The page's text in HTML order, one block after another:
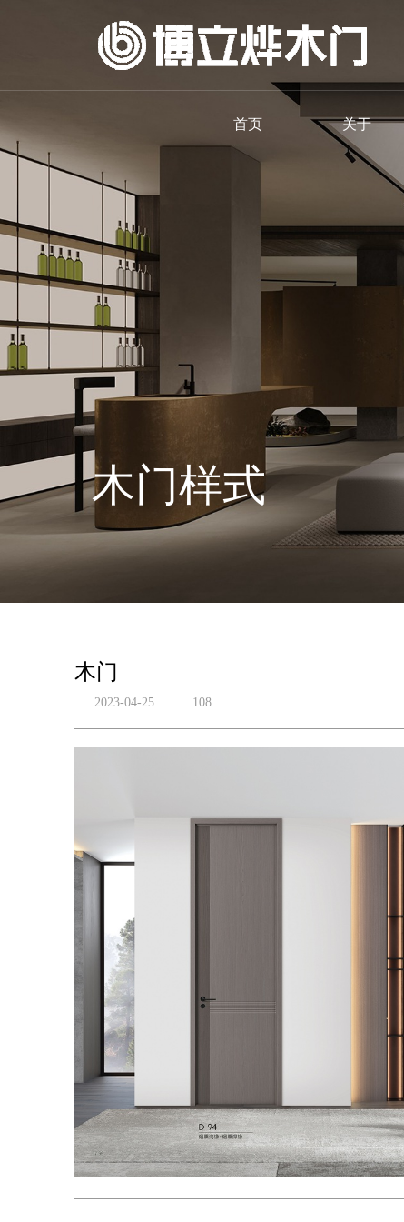
木门样式
木门
2023-04-25 108
首页 关于